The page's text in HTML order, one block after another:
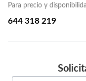
Para precio y
644 318 219